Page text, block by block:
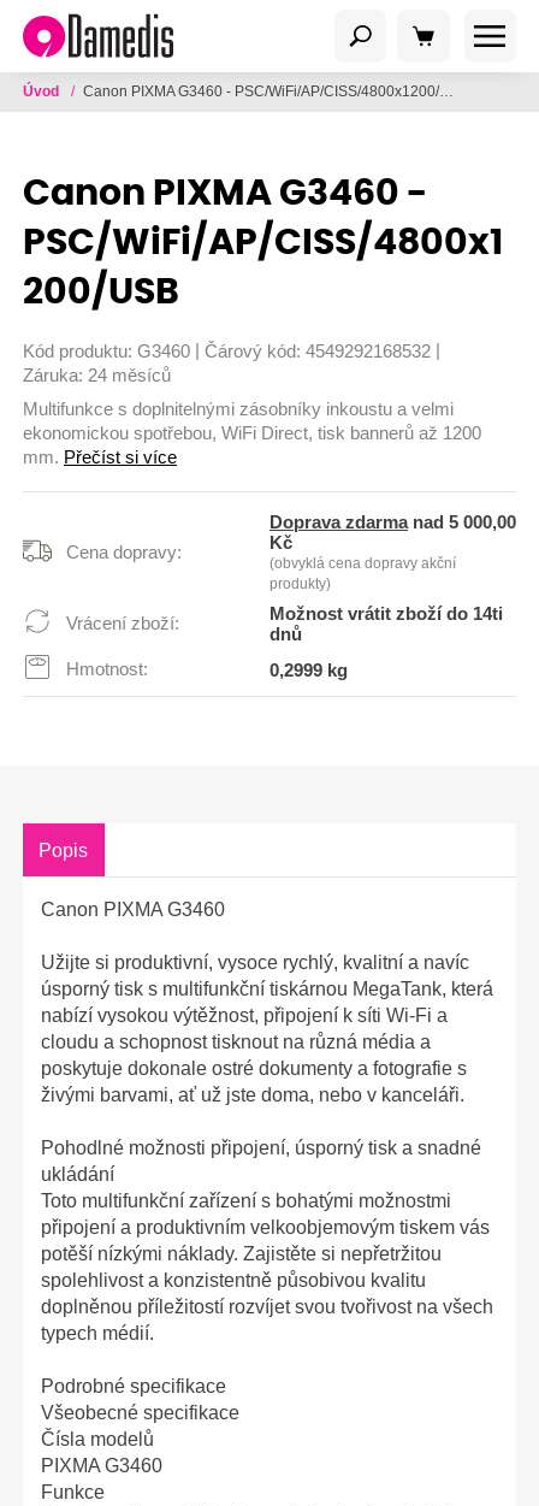
Úvod / Canon PIXMA G3460 - PSC/WiFi/AP/CISS/4800x1200/USB
Canon PIXMA G3460 -
PSC/WiFi/AP/CISS/4800x1
200/USB
Kód produktu: G3460 Čárový kód: 4549292168532
Záruka: 24 měsíců
Multifunkce s doplnitelnými zásobníky inkoustu a velmi
ekonomickou spotřebou, WiFi Direct, tisk bannerů až 1200
mm. Přečíst si více
Cena dopravy:
Doprava zdarmanad 5 000,00
Kč
(obvyklá cena dopravy akční
produkty)
Vrácení zboží:
Možnost vrátit zboží do 14ti
dnů
Hmotnost:
0,2999 kg
Popis
Canon PIXMA G3460
Užijte si produktivní, vysoce rychlý, kvalitní a navíc
úsporný tisk s multifunkční tiskárnou MegaTank, která
nabízí vysokou výtěžnost, připojení k síti Wi-Fi a
cloudu a schopnost tisknout na různá média a
poskytuje dokonale ostré dokumenty a fotografie s
živými barvami, ať už jste doma, nebo v kanceláři.
Pohodlné možnosti připojení, úsporný tisk a snadné
ukládání
Toto multifunkční zařízení s bohatými možnostmi
připojení a produktivním velkoobjemovým tiskem vás
potěší nízkými náklady. Zajistěte si nepřetržitou
spolehlivost a konzistentně působivou kvalitu
doplněnou příležitostí rozvíjet svou tvořivost na všech
typech médií.
Podrobné specifikace
Všeobecné specifikace
Čísla modelů
PIXMA G3460
Funkce